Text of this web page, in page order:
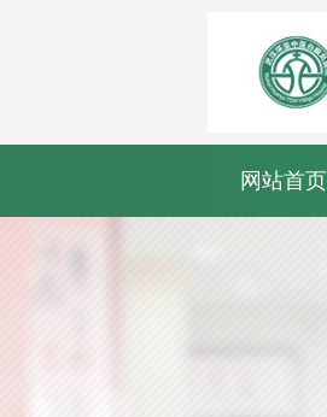
网站首页